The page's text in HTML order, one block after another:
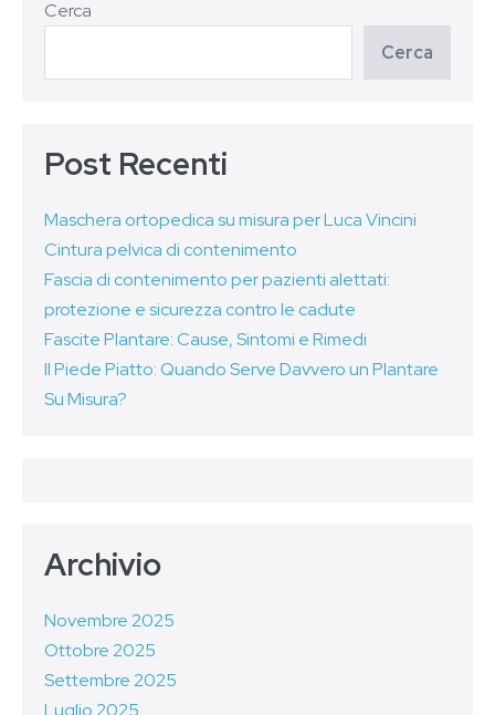
Cerca
Cerca
Post Recenti
Maschera ortopedica su misura per Luca Vincini
Cintura pelvica di contenimento
Fascia di contenimento per pazienti alettati:
protezione e sicurezza contro le cadute
Fascite Plantare: Cause, Sintomi e Rimedi
Il Piede Piatto: Quando Serve Davvero un Plantare
Su Misura?
Archivio
Novembre 2025
Ottobre 2025
Settembre 2025
Luglio 2025